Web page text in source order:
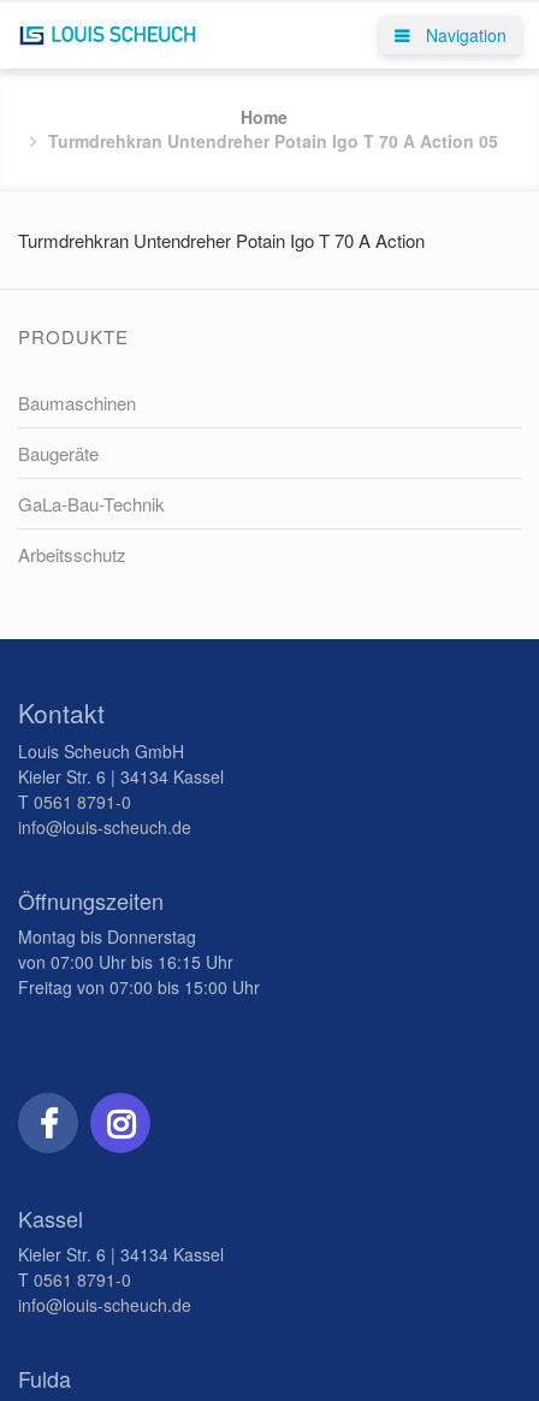
Navigation
Home
Turmdrehkran Untendreher Potain Igo T 70 A Action 05
Turmdrehkran Untendreher Potain Igo T 70 A Action
PRODUKTE
Baumaschinen
Baugeräte
GaLa-Bau-Technik
Arbeitsschutz
Kontakt
Louis Scheuch GmbH
Kieler Str. 6 | 34134 Kassel
T 0561 8791-0
info@louis-scheuch.de
Öffnungszeiten
Montag bis Donnerstag
von 07:00 Uhr bis 16:15 Uhr
Freitag von 07:00 bis 15:00 Uhr
Kassel
Kieler Str. 6 | 34134 Kassel
T 0561 8791-0
info@louis-scheuch.de
Fulda